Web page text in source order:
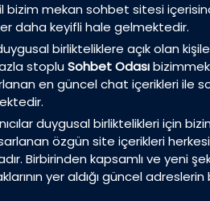
mekan sohbet sitesi
daha keyifli hale gelmektedir.
birlikteliklere açık olan
stopluSohbet Odası
en güncel chat içerikleri ile
duygusal birliktelikleri için
özgün site içerikleri
Birbirinden kapsamlı ve yeni
yer aldığı güncel adreslerin